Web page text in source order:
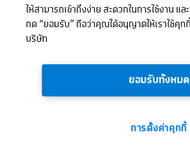
ให้สามารถเข้าถึงง่าย สะดวกในการใช้งาน แ
กด “ยอมรับ” ถือว่าคุณได้อนุญาตให้เราใช้คุ
บริษัท
ยอมรับทั้งหมด
การตั้งค่าคุกกี้